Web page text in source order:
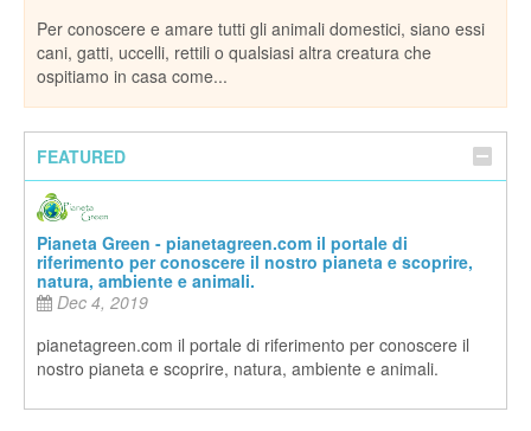
Per conoscere e amare tutti gli animali domestici, siano essi
cani, gatti, uccelli, rettili o qualsiasi altra creatura che
ospitiamo in casa come...
FEATURED
Pianeta Green - pianetagreen.com il portale di
riferimento per conoscere il nostro pianeta e scoprire,
natura, ambiente e animali.
Dec 4, 2019
pianetagreen.com il portale di riferimento per conoscere il
nostro pianeta e scoprire, natura, ambiente e animali.